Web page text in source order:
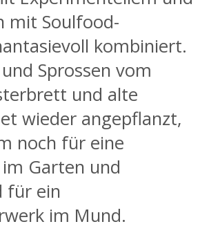
mit Soulfood-
kombiniert.
Sprossen vom
und alte
wieder angepflanzt,
noch für eine
Garten und
für ein
im Mund.